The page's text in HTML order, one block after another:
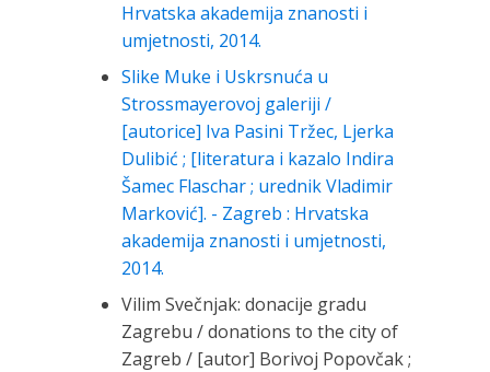
Hrvatska akademija znanosti i
umjetnosti, 2014.
Slike Muke i Uskrsnuća u
Strossmayerovoj galeriji /
[autorice] Iva Pasini Tržec, Ljerka
Dulibić ; [literatura i kazalo Indira
Šamec Flaschar ; urednik Vladimir
Marković]. - Zagreb : Hrvatska
akademija znanosti i umjetnosti,
2014.
Vilim Svečnjak: donacije gradu
Zagrebu / donations to the city of
Zagreb / [autor] Borivoj Popovčak ;